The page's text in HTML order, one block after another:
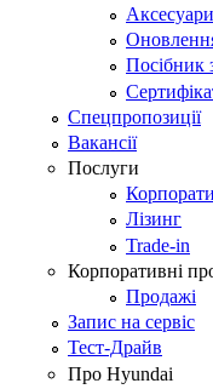
Посібник
Спецпропозиції
Вакансії
Послуги
Лізинг
Trade-in
Корпоративні
Продажі
Запис на сервіс
Тест-Драйв
Про Hyundai